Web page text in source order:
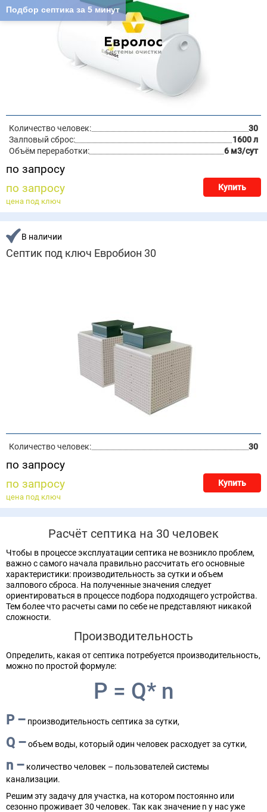
Количество человек:
30
Залповый сброс:
1600 л
Объём переработки:
6 м3/сут
по запросу
по запросу
Купить
цена под ключ
В наличии
Септик под ключ Евробион 30
Количество человек: 30
по запросу
по запросу
Купить
цена под ключ
Расчёт септика на 30 человек
Чтобы в процессе эксплуатации септика не возникло проблем,
важно с самого начала правильно рассчитать его основные
характеристики: производительность за сутки и объем
залпового сброса. На полученные значения следует
ориентироваться в процессе подбора подходящего устройства.
Тем более что расчеты сами по себе не представляют никакой
сложности.
Производительность
Определить, какая от септика потребуется производительность,
можно по простой формуле:
P = Q* n
P – производительность септика за сутки,
Q –объем воды, который один человек расходует за сутки,
n – количество человек – пользователей системы
канализации.
Решим эту задачу для участка, на котором постоянно или
сезонно проживает 30 человек. Так как значение n у нас уже
Подбор септика за 5 минут